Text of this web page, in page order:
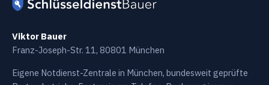
Viktor Bauer
Franz-Joseph-Str. 11, 80801 München
Eigene Notdienst-Zentrale in München, bundesweit geprüfte